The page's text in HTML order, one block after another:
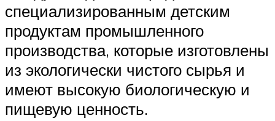
специализированным детским
продуктам промышленного
производства, которые изготовлены
из экологически чистого сырья и
имеют высокую биологическую и
пищевую ценность.